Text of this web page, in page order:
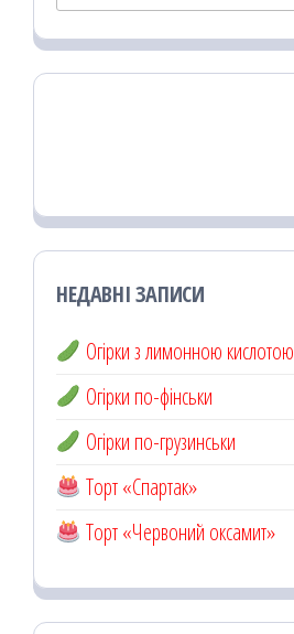
НЕДАВНІ ЗАПИСИ
Огірки з лимонною кислотою
Огірки по-фінськи
Огірки по-грузинськи
Торт «Спартак»
Торт «Червоний оксамит»